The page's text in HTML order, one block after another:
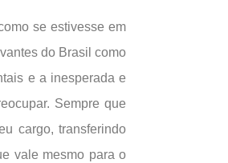
se estivesse em
do Brasil como
e a inesperada e
Sempre que
cargo, transferindo
vale mesmo para o